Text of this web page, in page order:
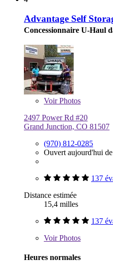
Advantage Self
Concessionnaire U-Haul
VoirPhotos
2497 Power Rd #20
Grand Junction, CO 81507
(970) 812-0285
Ouvert aujourd'hui
137
Distance estimée
15,4 milles
137
VoirPhotos
Heures normales